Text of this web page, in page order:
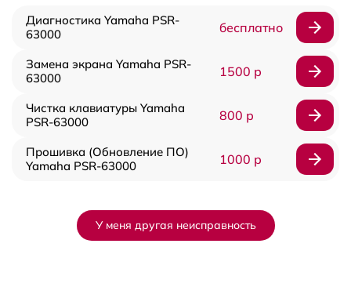
Диагностика Yamaha PSR-
63000
бесплатно
Замена экрана Yamaha PSR-
63000
1500 р
Чистка клавиатуры Yamaha
PSR-63000
800 р
Прошивка (Обновление ПО)
Yamaha PSR-63000
1000 р
У меня другая неисправность